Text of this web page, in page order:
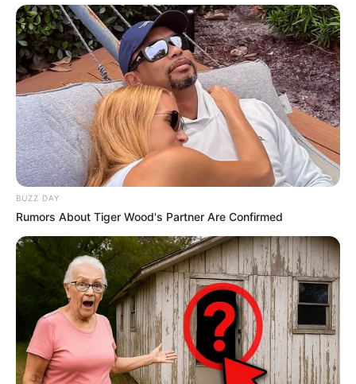
eCycle
Painel Criativo
BUZZ DAY
Rumors About Tiger Wood's Partner Are Confirmed